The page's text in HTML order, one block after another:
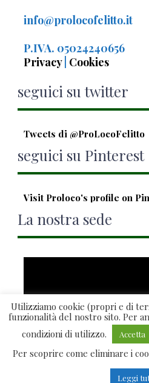
info@prolocofelitto.it
P.IVA. 05024240656
Privacy Cookies
seguici su twitter
Tweets di @ProLocoFelitto
seguici su Pinterest
Visit Proloco's profile on
La nostra sede
Visualizzazione ingrandita della
Copyright 2015 Pro Loco Felitto - Credits
Utilizziamo cookie (propri e di
funzionalità del nostro sito. Per
condizioni di utilizzo.
Accetta
Per scoprire come eliminare i
Leggi